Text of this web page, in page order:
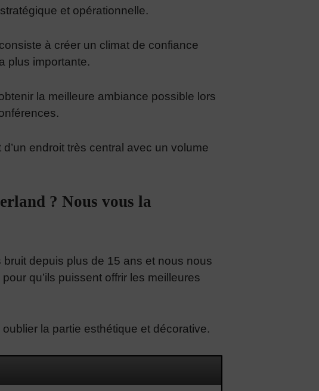
et opérationnelle.
à créer un climat de confiance
plus importante.
la meilleure ambiance possible lors
endroit très central avec un volume
? Nous vous la
depuis plus de 15 ans et nous nous
qu’ils puissent offrir les meilleures
la partie esthétique et décorative.